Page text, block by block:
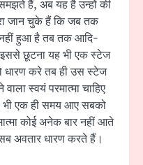
समझते हैं, अब यह है उन्हों की
जान चुके हैं कि जब तक
नहीं हुआ है तब तक आदि-
छूटना यह भी एक स्टेज
धारण करे तब ही उस स्टेज
स्वयं परमात्मा चाहिए
भी एक ही समय आए सबको
कोई अनेक बार नहीं आते
अवतार धारण करते हैं।